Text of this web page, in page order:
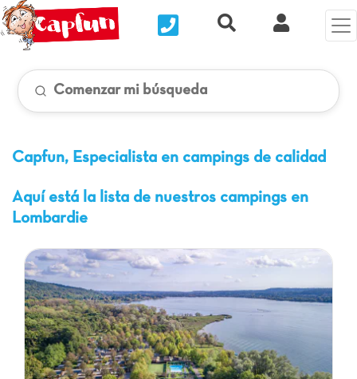
Nous contacterRecherche rapide
Mi
Comenzar mi búsqueda
Capfun, Especialista en campings de calidad
Aquí está la lista de nuestros campings en
Lombardie